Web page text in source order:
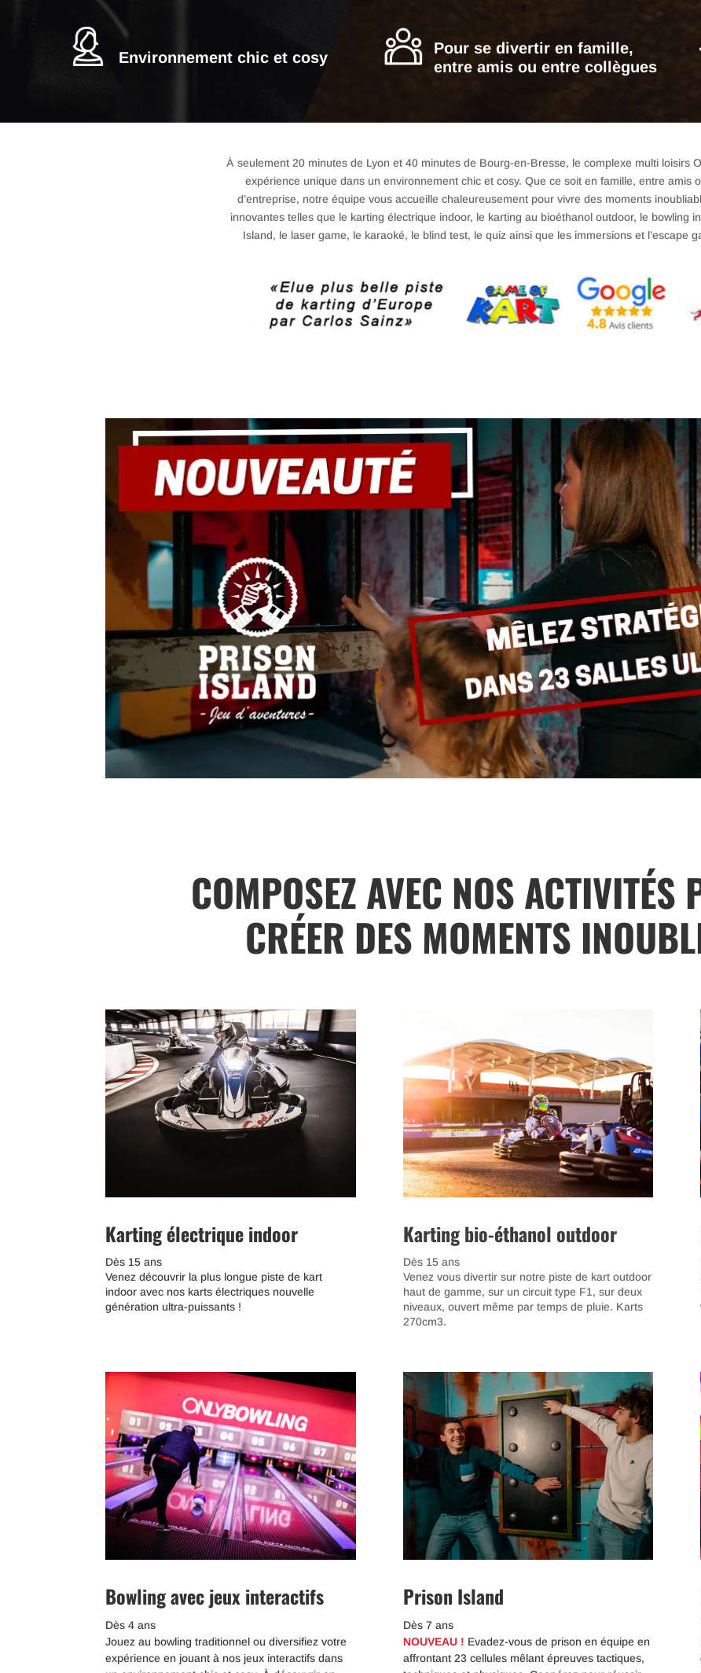
Environnement chic et cosy
Pour se divertir en famille,
entre amis ou entre collègues
À seulement 20 minutes de Lyon et 40 minutes de Bourg-en-Bresse, le complexe multi loisirs
expérience unique dans un environnement chic et cosy. Que ce soit en famille, entre amis
d’entreprise, notre équipe vous accueille chaleureusement pour vivre des moments
innovantes telles que le karting électrique indoor, le karting au bioéthanol outdoor, le bowling
Island, le laser game, le karaoké, le blind test, le quiz ainsi que les immersions et l’escape
COMPOSEZ AVEC NOS ACTIVITÉS
CRÉER DES MOMENTS
Karting électrique indoor
Dès 15 ans
Venez découvrir la plus longue piste de kart
indoor avec nos karts électriques nouvelle
génération ultra-puissants !
Karting bio-éthanol outdoor
Dès 15 ans
Venez vous divertir sur notre piste de kart outdoor
haut de gamme, sur un circuit type F1, sur deux
niveaux, ouvert même par temps de pluie. Karts
270cm3.
Bowling avec jeux interactifs
Dès 4 ans
Jouez au bowling traditionnel ou diversifiez votre
expérience en jouant à nos jeux interactifs dans
Prison Island
Dès 7 ans
NOUVEAU ! Evadez-vous de prison en équipe en
affrontant 23 cellules mêlant épreuves tactiques,